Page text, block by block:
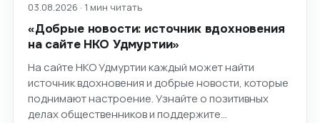
03.08.2026 · 1 мин читать
«Добрые новости: источник вдохновения
на сайте НКО Удмуртии»
На сайте НКО Удмуртии каждый может найти
источник вдохновения и добрые новости, которые
поднимают настроение. Узнайте о позитивных
делах общественников и поддержите…